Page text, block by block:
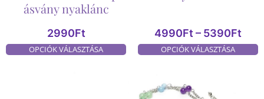
ásvány nyaklánc
2990Ft
OPCIÓK VÁLASZTÁSA
4990Ft – 5390Ft
OPCIÓK VÁLASZTÁSA